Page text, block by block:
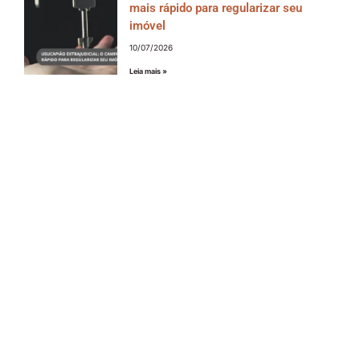
mais rápido para regularizar seu
imóvel
10/07/2026
Leia mais »